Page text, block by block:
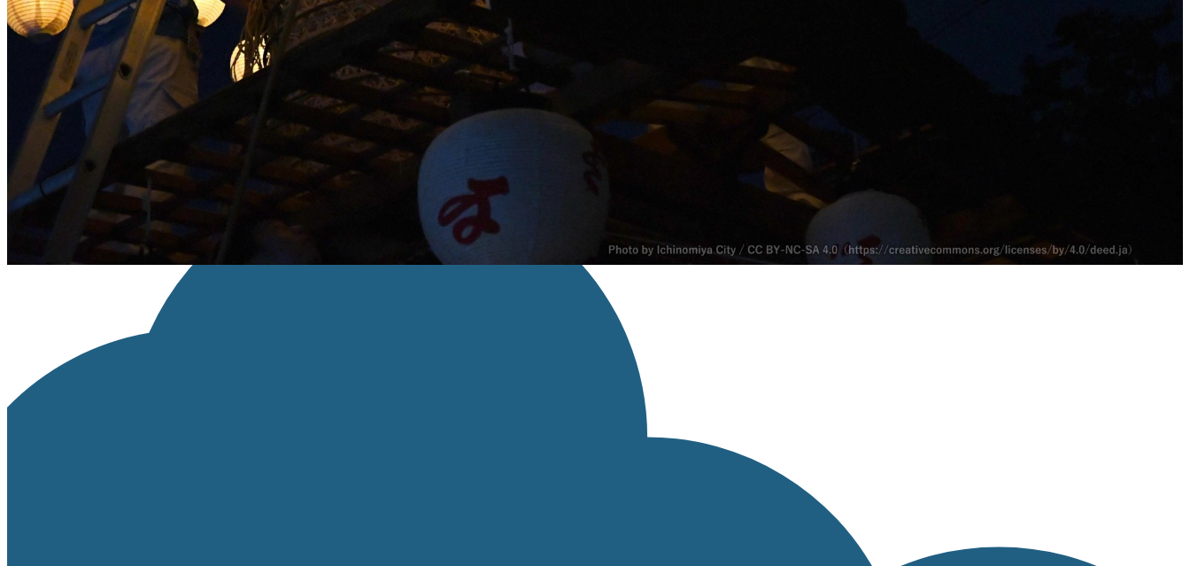
コピー
※【作品名, by 権利者, CCライセンス名, via テナント名】 というテンプレートに沿って設定されています。
※上記はあくまでも表記例であり、別途自治体等から指定がある場合はそちらの内容に従ってください
※リンクが設定できる場合は、「ライセンス種類」の部分にライセンスページへのリンクを設定してください。